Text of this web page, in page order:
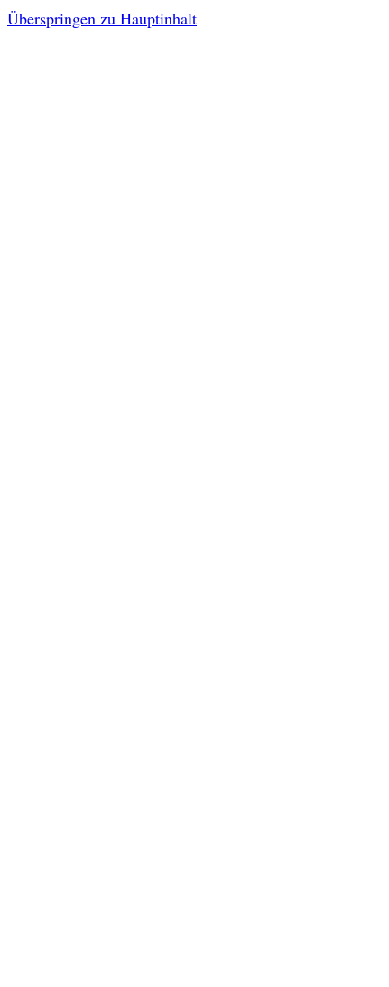
Überspringen zu Hauptinhalt